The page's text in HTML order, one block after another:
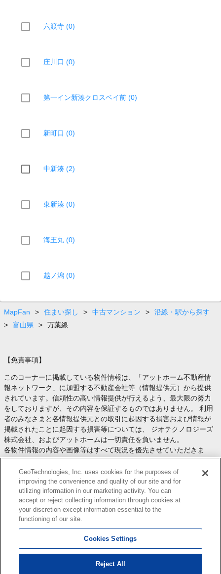
六渡寺 (0)
庄川口 (0)
第一イン新湊クロスベイ前 (0)
新町口 (0)
中新湊 (2)
東新湊 (0)
海王丸 (0)
越ノ潟 (0)
MapFan > 住まい探し > 中古マンション >
沿線・駅から探す
>
富山県 > 万葉線
【免責事項】
このコーナーに掲載している物件情報は、「アットホーム不動産情
報ネットワーク」に加盟する不動産会社等（情報提供元）から提供
されています。信頼性の高い情報提供が行えるよう、最大限の努力
をしておりますが、その内容を保証するものではありません。 利用
者のみなさまと各情報提供元との取引に起因する損害および情報が
掲載されたことに起因する損害等については、 ジオテクノロジーズ
株式会社、およびアットホームは一切責任を負いません。
各物件情報の内容や画像等はすべて現況を優先させていただきま
す。
お取引等（お取引の準備、資金調達等を含みます）の際には、内容
や契約条件等について、 各情報提供元より十分な説明を受け、ご自
身でご確認の上、判断してください。
このコーナーへの物件情報のご掲載、その他不動産業務ソリューシ
ョン等についての不動産会社様のお問合せはこちら
します。
Copyright(c) At Home Co.,Ltd. このサイトに掲載している情報の無断転載を禁止します。著作権
はアットホーム（株）またはその情報提供者に帰属します。
GeoTechnologies, Inc. uses cookies for the purposes of
improving the convenience and quality of our site and for
utilizing information in our marketing activity. You can
accept or reject collecting information through cookies at
your discretion except information essential to the
functioning of our site.
Cookies Settings
Reject All